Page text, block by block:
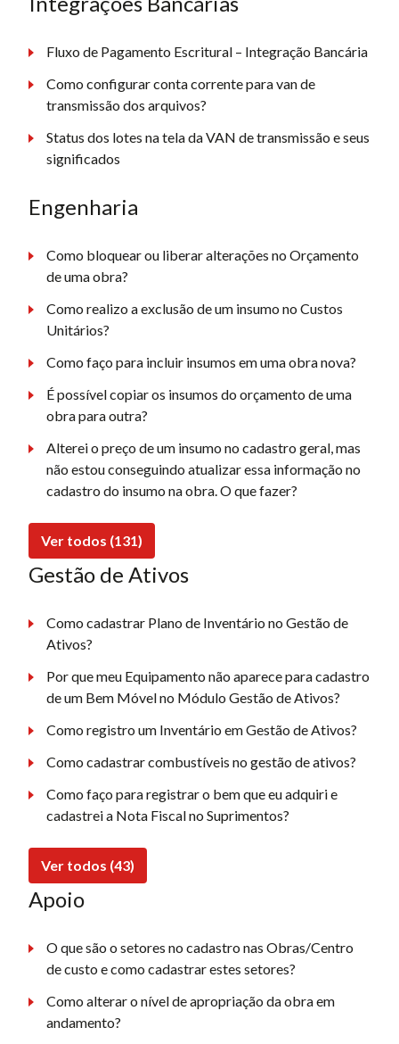
Fluxo de Pagamento Escritural – Integração Bancária
Como configurar conta corrente para van de
transmissão dos arquivos?
Status dos lotes na tela da VAN de transmissão e seus
significados
Engenharia
Como bloquear ou liberar alterações no Orçamento
de uma obra?
Como realizo a exclusão de um insumo no Custos
Unitários?
Como faço para incluir insumos em uma obra nova?
É possível copiar os insumos do orçamento de uma
obra para outra?
Alterei o preço de um insumo no cadastro geral, mas
não estou conseguindo atualizar essa informação no
cadastro do insumo na obra. O que fazer?
Ver todos (131)
Gestão de Ativos
Como cadastrar Plano de Inventário no Gestão de
Ativos?
Por que meu Equipamento não aparece para cadastro
de um Bem Móvel no Módulo Gestão de Ativos?
Como registro um Inventário em Gestão de Ativos?
Como cadastrar combustíveis no gestão de ativos?
Como faço para registrar o bem que eu adquiri e
cadastrei a Nota Fiscal no Suprimentos?
Ver todos (43)
Apoio
O que são o setores no cadastro nas Obras/Centro
de custo e como cadastrar estes setores?
Como alterar o nível de apropriação da obra em
andamento?